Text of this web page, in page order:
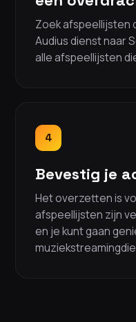
Zoek afspeellijsten
Audius dienst naar
alle afspeellijsten
4
Bevestig je
Het overzetten is
afspeellijsten zijn
en je kunt gaan